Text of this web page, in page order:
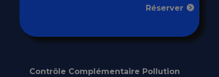
Réserver
Contrôle Complémentaire Pollution